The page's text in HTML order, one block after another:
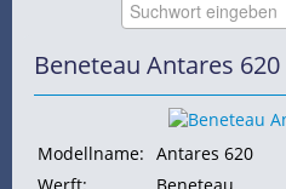
Beneteau Antares 620
Modellname: Antares 620